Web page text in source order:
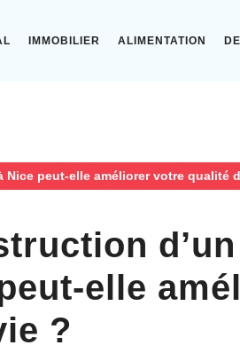
IMMOBILIER ALIMENTATION
peut-elle améliorer votre qualité
elle
?